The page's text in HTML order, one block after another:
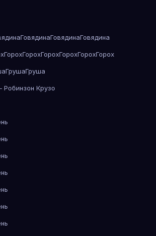
ГовядинаГовядинаГовядина
ГорохГорохГорохГорохГорохГорох
ГрушаГруша
Крузо